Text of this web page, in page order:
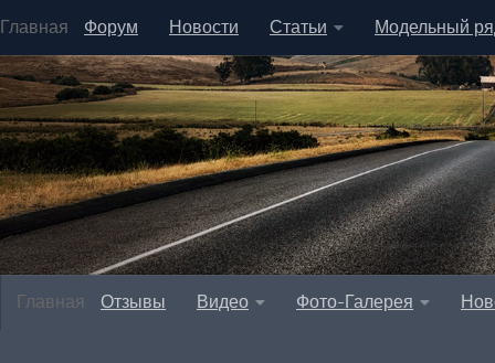
Главная Форум Новости Статьи Модельный
Главная Отзывы Видео Фото-Галерея